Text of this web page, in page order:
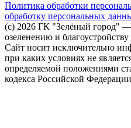
Политика обработки
обработку персональных
(c) 2026 ГК "Зелёный город"
озеленению и
Сайт носит исключительно
при каких условиях не
определяемой положениями
кодекса Российской